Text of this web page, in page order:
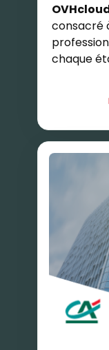
consacré
chaque